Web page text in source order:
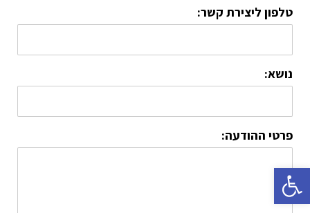
פתח סרגל נגישות
טלפון ליצירת קשר:
נושא:
פרטי ההודעה: